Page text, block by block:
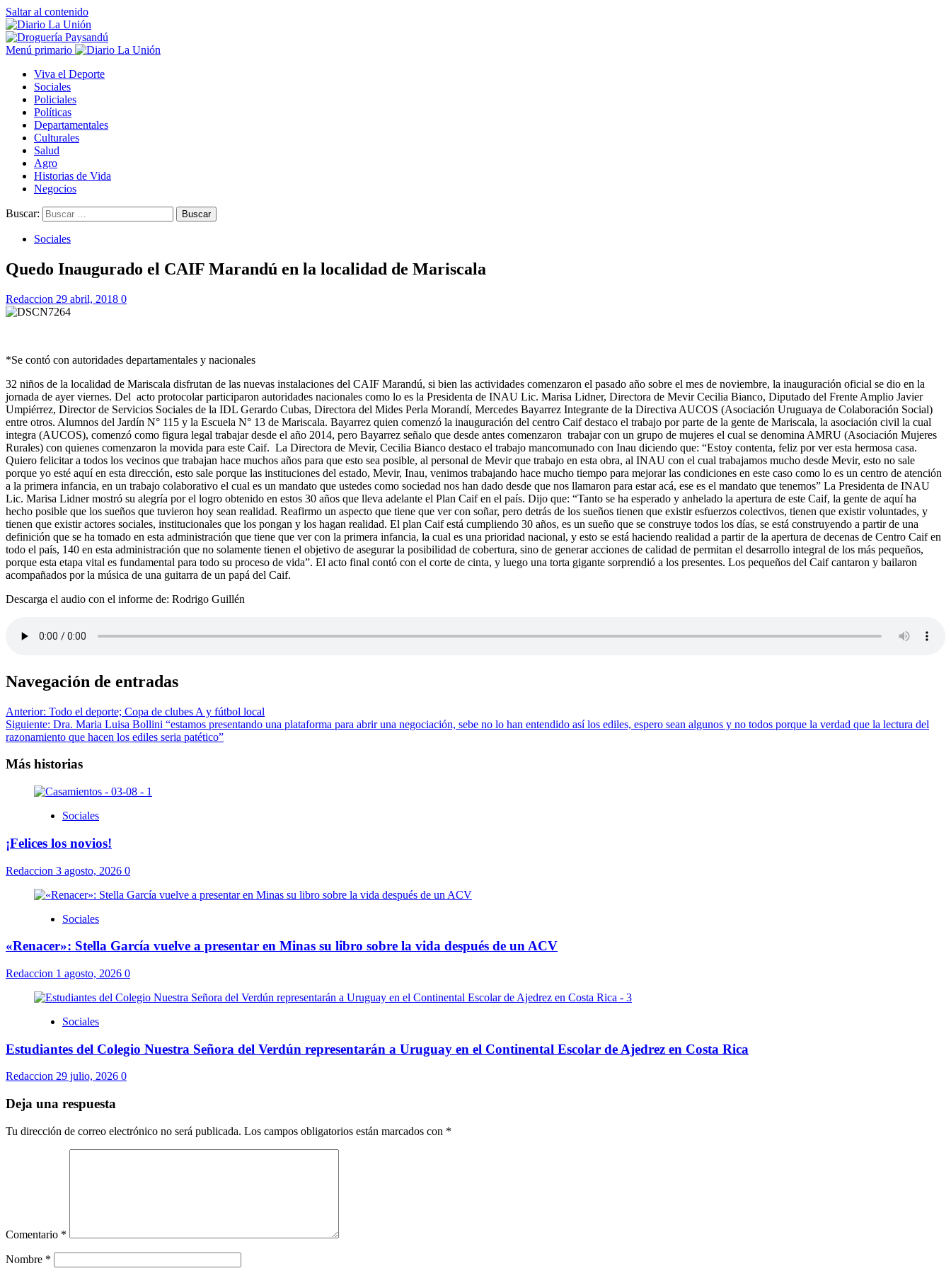
Saltar al contenido
Menú primario
Viva el Deporte
Sociales
Policiales
Políticas
Departamentales
Culturales
Salud
Agro
Historias de Vida
Negocios
Buscar:
Sociales
Quedo Inaugurado el CAIF Marandú en la localidad de Mariscala
Redaccion 29 abril, 2018 0
*Se contó con autoridades departamentales y nacionales
32 niños de la localidad de Mariscala disfrutan de las nuevas instalaciones del CAIF Marandú, si bien las actividades comenzaron el pasado año sobre el mes de noviembre, la inauguración oficial se dio en la
jornada de ayer viernes. Del acto protocolar participaron autoridades nacionales como lo es la Presidenta de INAU Lic. Marisa Lidner, Directora de Mevir Cecilia Bianco, Diputado del Frente Amplio Javier
Umpiérrez, Director de Servicios Sociales de la IDL Gerardo Cubas, Directora del Mides Perla Morandí, Mercedes Bayarrez Integrante de la Directiva AUCOS (Asociación Uruguaya de Colaboración Social)
entre otros. Alumnos del Jardín N° 115 y la Escuela N° 13 de Mariscala. Bayarrez quien comenzó la inauguración del centro Caif destaco el trabajo por parte de la gente de Mariscala, la asociación civil la cual
integra (AUCOS), comenzó como figura legal trabajar desde el año 2014, pero Bayarrez señalo que desde antes comenzaron trabajar con un grupo de mujeres el cual se denomina AMRU (Asociación Mujeres
Rurales) con quienes comenzaron la movida para este Caif. La Directora de Mevir, Cecilia Bianco destaco el trabajo mancomunado con Inau diciendo que: “Estoy contenta, feliz por ver esta hermosa casa.
Quiero felicitar a todos los vecinos que trabajan hace muchos años para que esto sea posible, al personal de Mevir que trabajo en esta obra, al INAU con el cual trabajamos mucho desde Mevir, esto no sale
porque yo esté aquí en esta dirección, esto sale porque las instituciones del estado, Mevir, Inau, venimos trabajando hace mucho tiempo para mejorar las condiciones en este caso como lo es un centro de atención
a la primera infancia, en un trabajo colaborativo el cual es un mandato que ustedes como sociedad nos han dado desde que nos llamaron para estar acá, ese es el mandato que tenemos” La Presidenta de INAU
Lic. Marisa Lidner mostró su alegría por el logro obtenido en estos 30 años que lleva adelante el Plan Caif en el país. Dijo que: “Tanto se ha esperado y anhelado la apertura de este Caif, la gente de aquí ha
hecho posible que los sueños que tuvieron hoy sean realidad. Reafirmo un aspecto que tiene que ver con soñar, pero detrás de los sueños tienen que existir esfuerzos colectivos, tienen que existir voluntades, y
tienen que existir actores sociales, institucionales que los pongan y los hagan realidad. El plan Caif está cumpliendo 30 años, es un sueño que se construye todos los días, se está construyendo a partir de una
definición que se ha tomado en esta administración que tiene que ver con la primera infancia, la cual es una prioridad nacional, y esto se está haciendo realidad a partir de la apertura de decenas de Centro Caif en
todo el país, 140 en esta administración que no solamente tienen el objetivo de asegurar la posibilidad de cobertura, sino de generar acciones de calidad de permitan el desarrollo integral de los más pequeños,
porque esta etapa vital es fundamental para todo su proceso de vida”. El acto final contó con el corte de cinta, y luego una torta gigante sorprendió a los presentes. Los pequeños del Caif cantaron y bailaron
acompañados por la música de una guitarra de un papá del Caif.
Descarga el audio con el informe de: Rodrigo Guillén
Navegación de entradas
Anterior: Todo el deporte; Copa de clubes A y fútbol local
Siguiente: Dra. Maria Luisa Bollini “estamos presentando una plataforma para abrir una negociación, sebe no lo han entendido así los ediles, espero sean algunos y no todos porque la verdad que la lectura del
razonamiento que hacen los ediles seria patético”
Más historias
Sociales
¡Felices los novios!
Redaccion 3 agosto, 2026 0
Sociales
«Renacer»: Stella García vuelve a presentar en Minas su libro sobre la vida después de un ACV
Redaccion 1 agosto, 2026 0
Sociales
Estudiantes del Colegio Nuestra Señora del Verdún representarán a Uruguay en el Continental Escolar de Ajedrez en Costa Rica
Redaccion 29 julio, 2026 0
Deja una respuesta
Tu dirección de correo electrónico no será publicada. Los campos obligatorios están marcados con *
Comentario *
Nombre *